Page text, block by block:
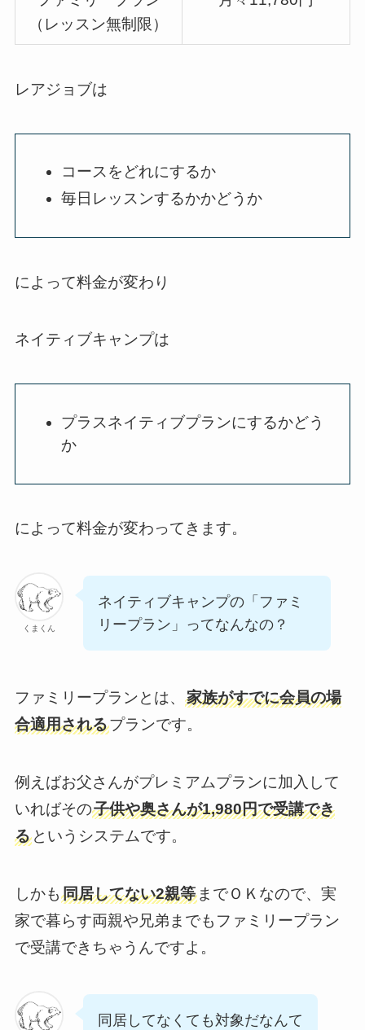
（レッスン無制限）
レアジョブは
コースをどれにするか
毎日レッスンするかかどうか
によって料金が変わり
ネイティブキャンプは
プラスネイティブプランにするかどう
か
によって料金が変わってきます。
くまくん
ネイティブキャンプの「ファミ
リープラン」ってなんなの？
ファミリープランとは、 家族がすでに会員の場
合適用されるプランです。
例えばお父さんがプレミアムプランに加入して
いればその子供や奥さんが1,980円で受講でき
るというシステムです。
しかも 同居してない2親等までＯＫなので、実
家で暮らす両親や兄弟までもファミリープラン
で受講できちゃうんですよ。
同居してなくても対象だなんて